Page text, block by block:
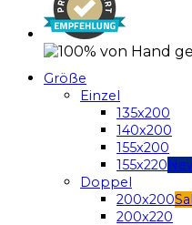
Größe
Einzel
135x200
140x200
155x200
155x220
Doppel
200x200
200x220